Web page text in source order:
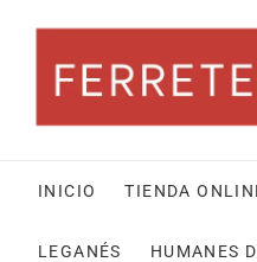
INICIO TIENDA
LEGANÉS HUMANES